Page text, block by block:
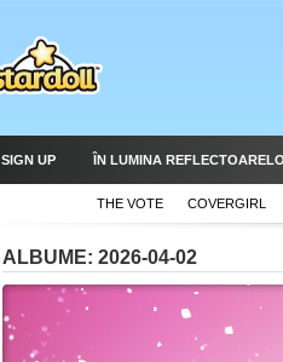
SIGN UP ÎN LUMINA
THE VOTE COVERGIRL
ALBUME: 2026-04-02